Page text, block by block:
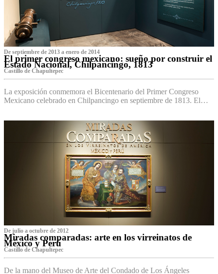
De septiembre de 2013 a enero de 2014
El primer congreso mexicano: sueño por construir el
Estado Nacional, Chilpancingo, 1813
Castillo de Chapultepec
La exposición conmemora el Bicentenario del Primer Congreso
Mexicano celebrado en Chilpancingo en septiembre de 1813. El…
De julio a octubre de 2012
Miradas comparadas: arte en los virreinatos de
México y Perú
Castillo de Chapultepec
De la mano del Museo de Arte del Condado de Los Ángeles